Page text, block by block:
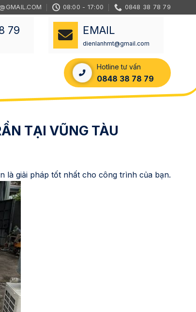
08:00 - 17:00 0848 38 78 79
79 EMAIL
dienlanhmt@gmail.com
Hotline tư vấn
0848 38 78 79
TẠI VŨNG TÀU
là giải pháp tốt nhất cho công trình của bạn.